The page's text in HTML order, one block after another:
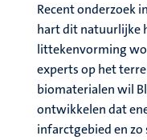
Recent onderzoek
hart dit natuurlijke
littekenvorming
experts op het
biomaterialen wil
ontwikkelen dat
infarctgebied en